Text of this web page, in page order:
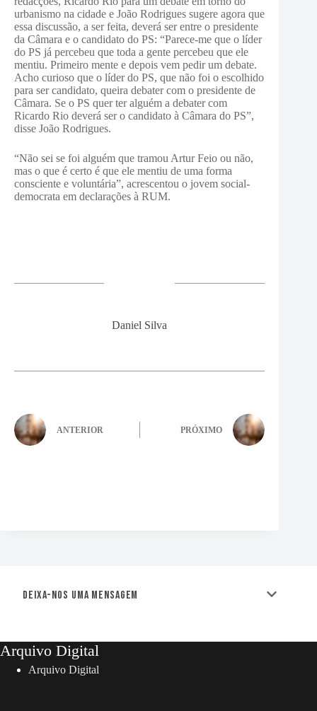
urbanismo na cidade e João Rodrigues sugere agora que
essa discussão, a ser feita, deverá ser entre o presidente
da Câmara e o candidato do PS: “Parece-me que o líder
do PS já percebeu que toda a gente percebeu que ele
mentiu. Primeiro mente e depois vem pedir um debate.
Acho curioso que o líder do PS, que não foi o escolhido
para ser candidato, queira debater com o presidente de
Câmara. Se o PS quer ter alguém a debater com
Ricardo Rio deverá ser o candidato à Câmara do PS”,
disse João Rodrigues.
“Não sei se foi alguém que tramou Artur Feio ou não,
mas o que é certo é que ele mentiu de uma forma
consciente e voluntária”, acrescentou o jovem social-
democrata em declarações à RUM.
Daniel Silva
ANTERIOR PRÓXIMO
Deixa-nos uma mensagem
Arquivo Digital
Arquivo Digital